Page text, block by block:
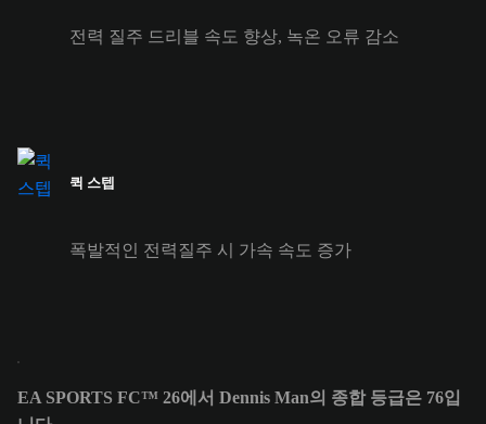
전력 질주 드리블 속도 향상, 녹온 오류 감소
퀵 스텝
폭발적인 전력질주 시 가속 속도 증가
EA SPORTS FC™ 26에서 Dennis Man의 종합 등급은 76입